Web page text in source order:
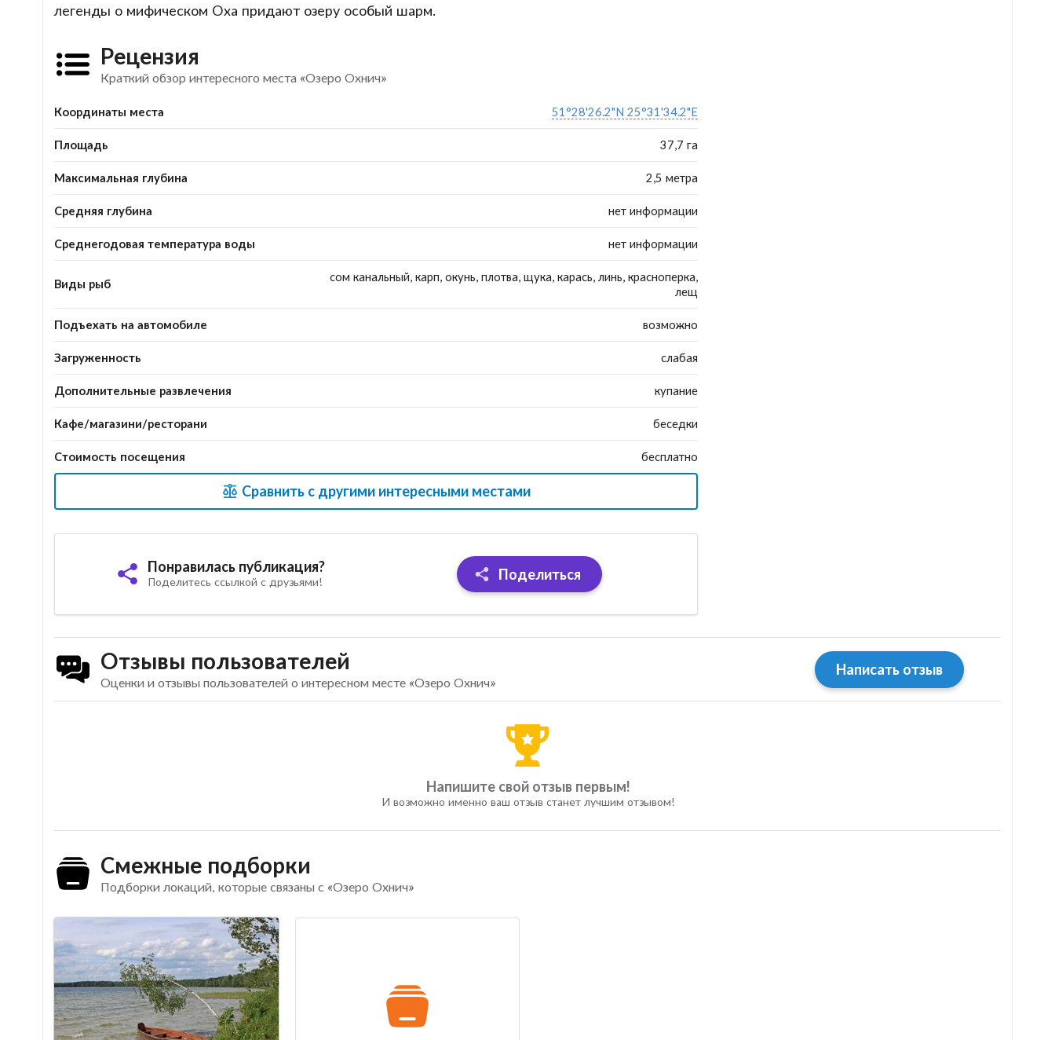
легенды о мифическом Оха придают озеру особый шарм.
Рецензия
Краткий обзор интересного места «Озеро Охнич»
Координаты места 51°28'26.2"N 25°31'34.2"E
Площадь 37,7 га
Максимальная глубина 2,5 метра
Средняя глубина нет информации
Среднегодовая температура воды нет информации
Виды рыб
сом канальный, карп, окунь, плотва, щука, карась, линь, красноперка,
лещ
Подъехать на автомобиле возможно
Загруженность слабая
Дополнительные развлечения купание
Кафе/магазини/ресторани беседки
Стоимость посещения бесплатно
Сравнить с другими интересными местами
Понравилась публикация?
Поделитесь ссылкой с друзьями! Поделиться
Отзывы пользователей
Оценки и отзывы пользователей о интересном месте «Озеро Охнич»
Написать отзыв
Напишите свой отзыв первым!
И возможно именно ваш отзыв станет лучшим отзывом!
Смежные подборки
Подборки локаций, которые связаны с «Озеро Охнич»